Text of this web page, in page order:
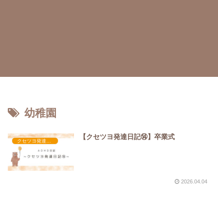
幼稚園
クセツヨ発達日記
【クセツヨ発達日記⑭】卒業式
2026.04.04